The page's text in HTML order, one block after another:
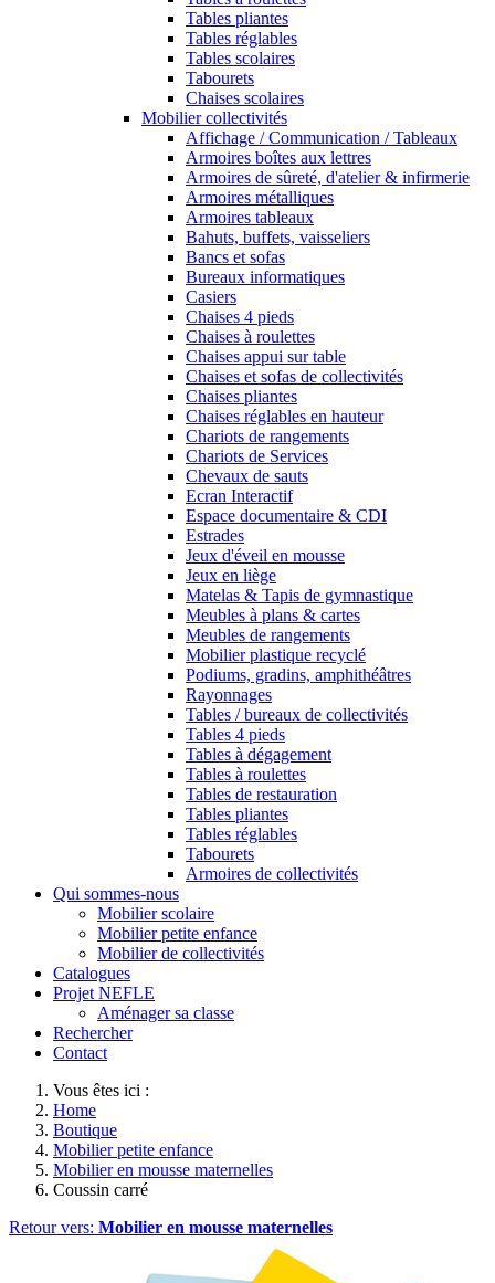
Tables pliantes
Tables réglables
Tables scolaires
Tabourets
Chaises scolaires
Mobilier collectivités
Affichage / Communication / Tableaux
Armoires boîtes aux lettres
Armoires de sûreté, d'atelier & infirmerie
Armoires métalliques
Armoires tableaux
Bahuts, buffets, vaisseliers
Bancs et sofas
Bureaux informatiques
Casiers
Chaises 4 pieds
Chaises à roulettes
Chaises appui sur table
Chaises et sofas de collectivités
Chaises pliantes
Chaises réglables en hauteur
Chariots de rangements
Chariots de Services
Chevaux de sauts
Ecran Interactif
Espace documentaire & CDI
Estrades
Jeux d'éveil en mousse
Jeux en liège
Matelas & Tapis de gymnastique
Meubles à plans & cartes
Meubles de rangements
Mobilier plastique recyclé
Podiums, gradins, amphithéâtres
Rayonnages
Tables / bureaux de collectivités
Tables 4 pieds
Tables à dégagement
Tables à roulettes
Tables de restauration
Tables pliantes
Tables réglables
Tabourets
Armoires de collectivités
Qui sommes-nous
Mobilier scolaire
Mobilier petite enfance
Mobilier de collectivités
Catalogues
Projet NEFLE
Aménager sa classe
Rechercher
Contact
Vous êtes ici :
Home
Boutique
Mobilier petite enfance
Mobilier en mousse maternelles
Coussin carré
Retour vers: Mobilier en mousse maternelles